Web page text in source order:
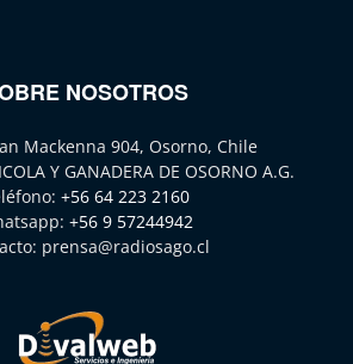
NOSOTROS
Mackenna 904, Osorno, Chile
Y GANADERA DE OSORNO A.G.
+56 64 223 2160
+56 9 57244942
prensa@radiosago.cl